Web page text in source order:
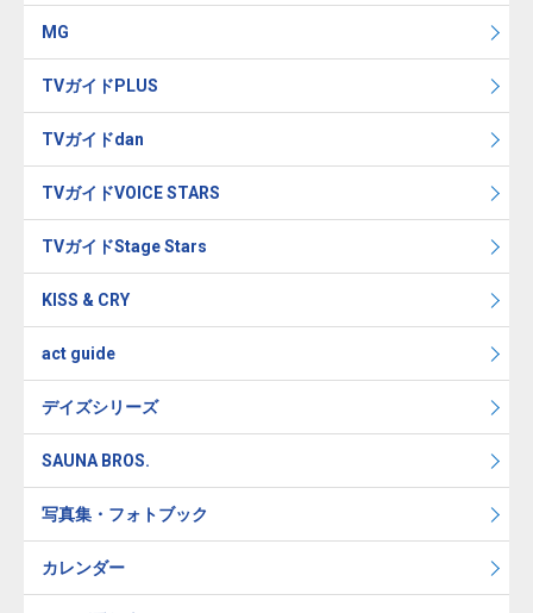
MG
TVガイドPLUS
TVガイドdan
TVガイドVOICE STARS
TVガイドStage Stars
KISS & CRY
act guide
デイズシリーズ
SAUNA BROS.
写真集・フォトブック
カレンダー